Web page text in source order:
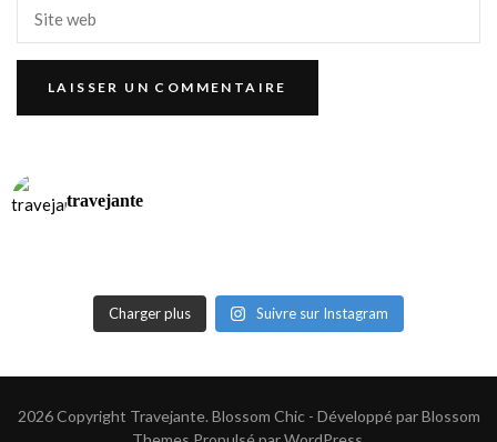
travejante
Charger plus Suivre sur Instagram
2026 Copyright Travejante. Blossom Chic - Développé parBlossom